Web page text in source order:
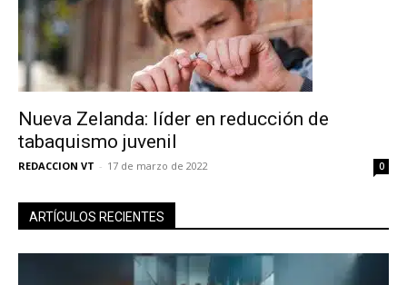
Nueva Zelanda: líder en reducción de
tabaquismo juvenil
REDACCION VT - 17 de marzo de 2022 0
ARTÍCULOS RECIENTES